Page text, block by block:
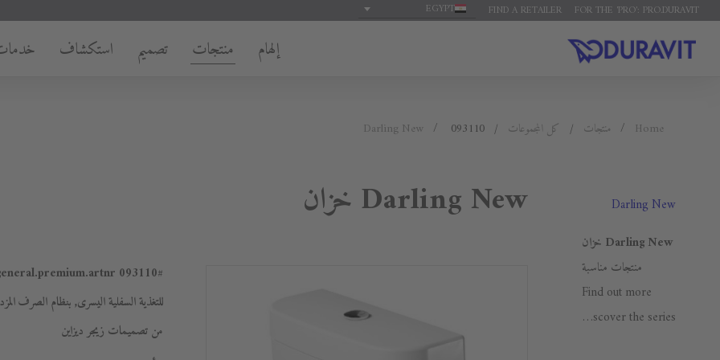
FOR THE 'PRO': PRO.DURAVIT
FIND A RETAILER
EGYPT
إلهام منتجات تصميم استكشاف
Home منتجات كل المجموعات Darling New 093110
Darling New
Darling New خزان
منتجات مناسبة
Find out more
Discover the series
Darling New خزان
#general.premium.artnr
093110
للتغذية السفلية اليسرى, بنظام الصرف
من تصميمات زيجر ديزاين